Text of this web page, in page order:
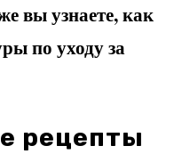
вы узнаете, как
по уходу за
рецепты